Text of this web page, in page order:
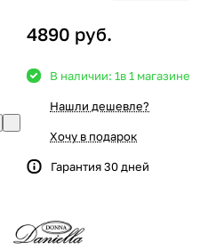
4890 руб.
В наличии: 1в 1 магазине
Нашли дешевле?
Хочу в подарок
Гарантия 30 дней